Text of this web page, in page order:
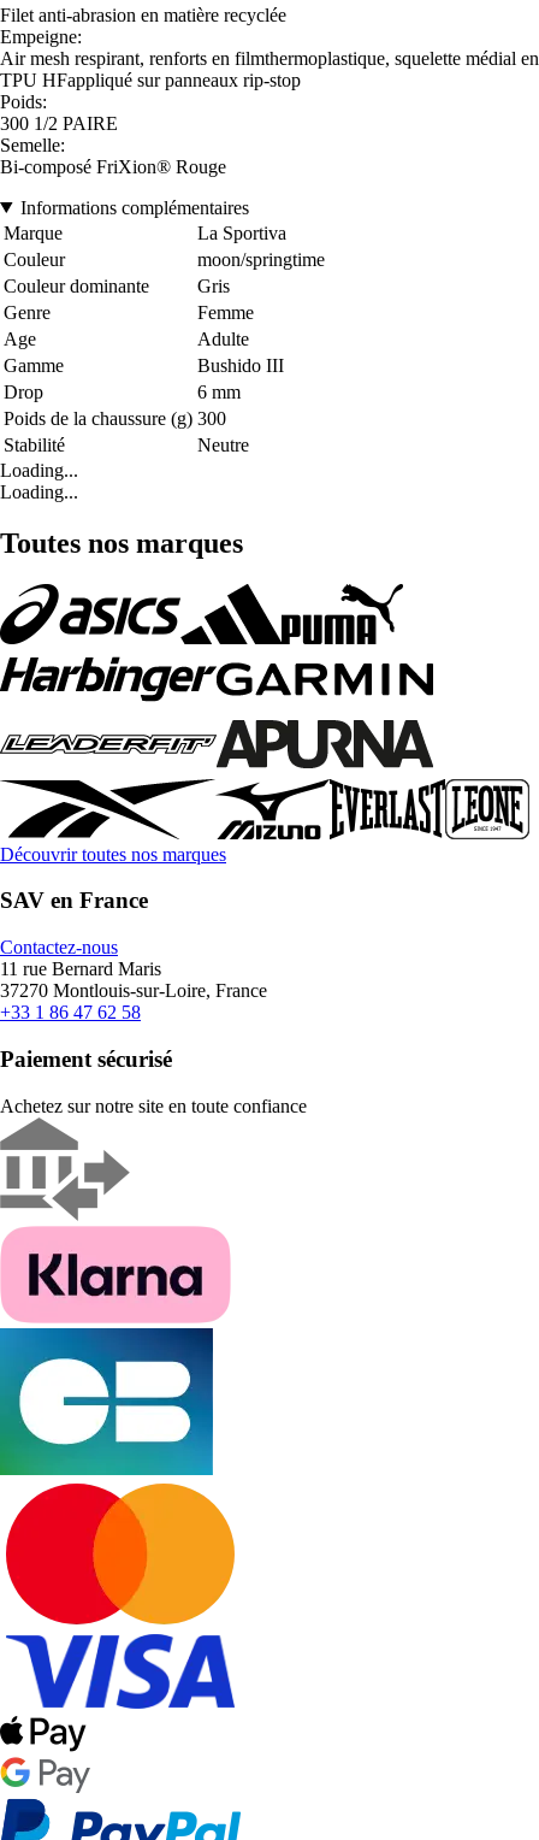
Filet anti-abrasion en matière recyclée
Empeigne:
Air mesh respirant, renforts en filmthermoplastique, squelette médial en
TPU HFappliqué sur panneaux rip-stop
Poids:
300 1/2 PAIRE
Semelle:
Bi-composé FriXion® Rouge
Informations complémentaires
Marque
La Sportiva
Couleur
moon/springtime
Couleur dominante
Gris
Genre
Femme
Age
Adulte
Gamme
Bushido III
Drop
6 mm
Poids de la chaussure (g) 300
Stabilité
Neutre
Loading...
Loading...
Toutes nos marques
Découvrir toutes nos marques
SAV en France
Contactez-nous
11 rue Bernard Maris
37270 Montlouis-sur-Loire, France
+33 1 86 47 62 58
Paiement sécurisé
Achetez sur notre site en toute confiance